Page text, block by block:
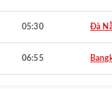
05:30 Đà
06:55